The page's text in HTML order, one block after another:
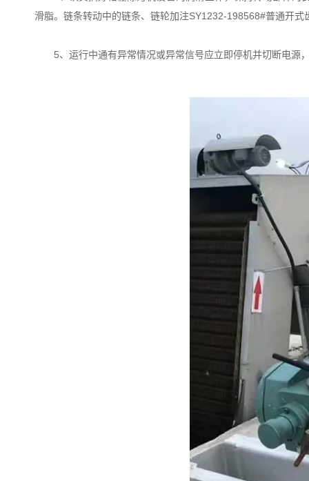
滑脂。链条转动中的链条、链轮加注SY1232-198568#普通开
5、运行中通有异常情况或异常信号应立即停机并切断电源